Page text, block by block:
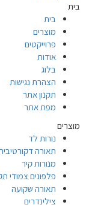
בית
בית
מוצרים
פרוייקטים
אודות
בלוג
הצהרת נגישות
תקנון אתר
מפת אתר
מוצרים
נורות לד
תאורה
מנורות קיר
פלפונים צמודי
תאורה שקועה
צילינדרים